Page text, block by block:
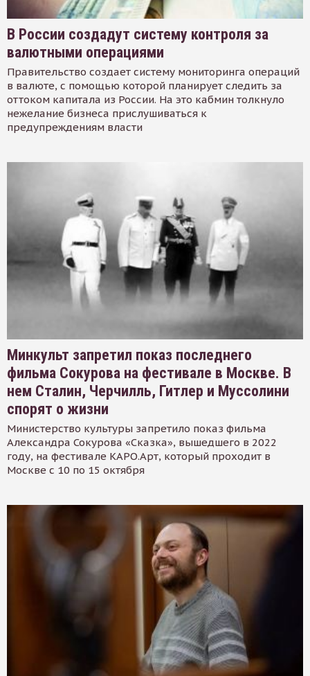
В России создадут систему контроля за
валютными операциями
Правительство создает систему мониторинга операций
в валюте, с помощью которой планирует следить за
оттоком капитала из России. На это кабмин толкнуло
нежелание бизнеса прислушиваться к
предупреждениям власти
Минкульт запретил показ последнего
фильма Сокурова на фестивале в Москве. В
нем Сталин, Черчилль, Гитлер и Муссолини
спорят о жизни
Министерство культуры запретило показ фильма
Александра Сокурова «Сказка», вышедшего в 2022
году, на фестивале КАРО.Арт, который проходит в
Москве с 10 по 15 октября